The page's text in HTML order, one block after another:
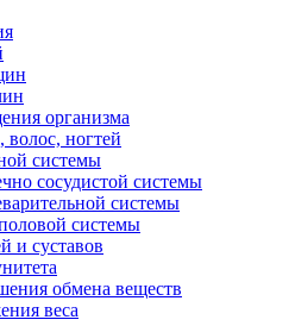
организма
ногтей
системы
сосудистой системы
системы
системы
и суставов
обмена веществ
веса